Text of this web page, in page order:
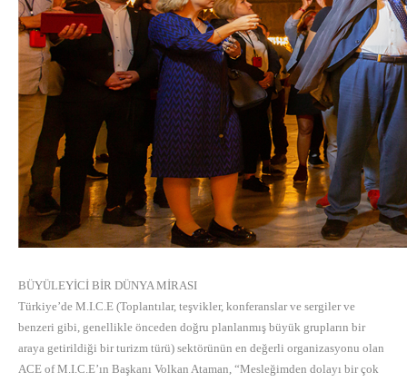
BÜYÜLEYİCİ BİR DÜNYA MİRASI
Türkiye’de M.I.C.E (Toplantılar, teşvikler, konferanslar ve sergiler ve
benzeri gibi, genellikle önceden doğru planlanmış büyük grupların bir
araya getirildiği bir turizm türü) sektörünün en değerli organizasyonu olan
ACE of M.I.C.E’ın Başkanı Volkan Ataman, “Mesleğimden dolayı bir çok